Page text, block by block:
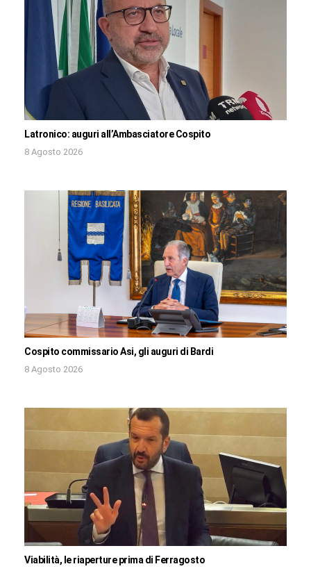
Latronico: auguri all’Ambasciatore Cospito
8 Agosto 2026
Cospito commissario Asi, gli auguri di Bardi
8 Agosto 2026
Viabilità, le riaperture prima di Ferragosto